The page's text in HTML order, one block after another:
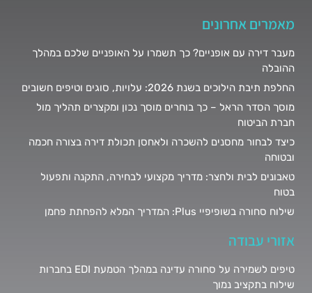
מאמרים אחרונים
מעבר דירה עם אופניים? כך תשמרו על האופניים שלכם במהלך
ההובלה
החלפת תיבת הילוכים בשנת 2026: עלויות, סוגים וטיפים חשובים
מוסך הסדר הראל – כך בוחרים מוסך נכון ומקצרים תהליך מול
חברת הביטוח
כיצד לבחור מחסנים להשכרה ולאחסן תכולת דירה בצורה חכמה
ובטוחה
טאבונים לבית ולחצר: מדריך מקצועי לבחירה, התקנה ותפעול
בטוח
שילוח סחורה בשופיפיי Plus: המדריך המלא להפחתת פחמן
אזורי עבודה
טיפים לשמירה על סחורה עדינה במהלך הטמעת EDI בחברות
שילוח בתקציב נמוך